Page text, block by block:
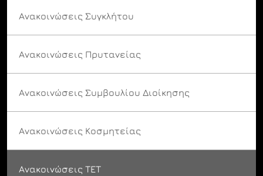
Ανακοινώσεις Συγκλήτου
Ανακοινώσεις Πρυτανείας
Ανακοινώσεις Συμβουλίου Διοίκησης
Ανακοινώσεις Κοσμητείας
Ανακοινώσεις ΤΕΤ